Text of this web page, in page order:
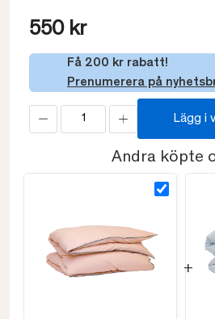
550 kr
Få 200 kr rabatt!
Prenumerera på
Lägg i
Andra köpte